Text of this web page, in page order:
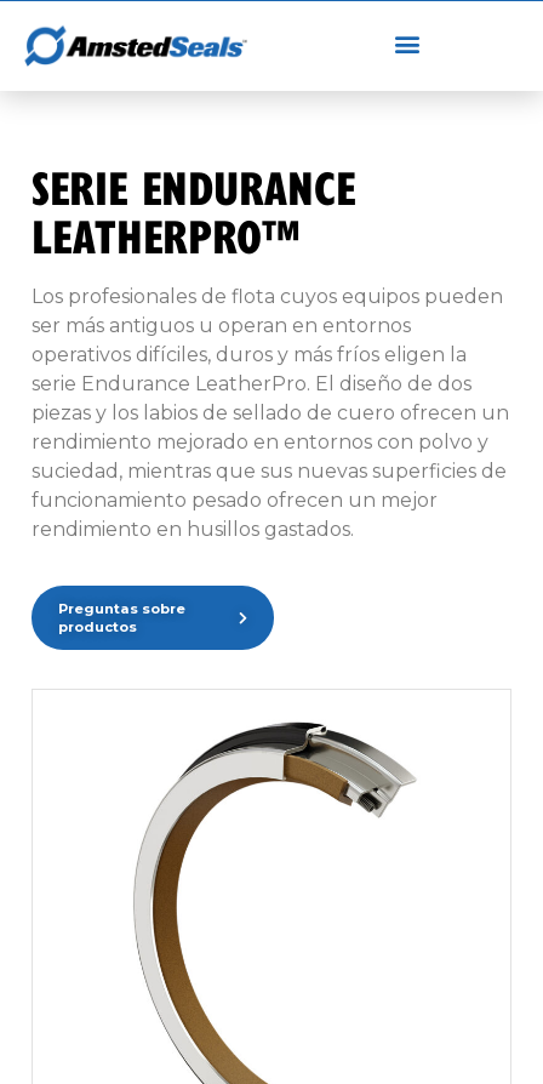
SERIE ENDURANCE
LEATHERPRO™
Los profesionales de flota cuyos equipos pueden
ser más antiguos u operan en entornos
operativos difíciles, duros y más fríos eligen la
serie Endurance LeatherPro. El diseño de dos
piezas y los labios de sellado de cuero ofrecen un
rendimiento mejorado en entornos con polvo y
suciedad, mientras que sus nuevas superficies de
funcionamiento pesado ofrecen un mejor
rendimiento en husillos gastados.
Preguntas sobre
productos